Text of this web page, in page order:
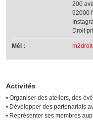
200
92000
Droit
Mél :
Activités
• Organiser des ateliers, des
• Développer des partenariats
• Représenter ses membres